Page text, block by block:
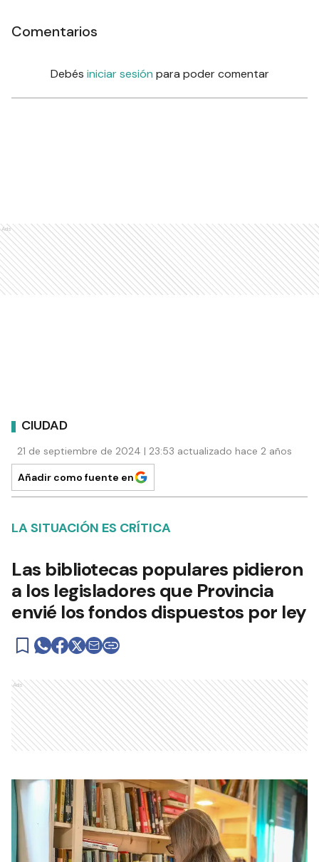
Comentarios
Debés iniciar sesión para poder comentar
Ads
CIUDAD
21 de septiembre de 2024 | 23:53 actualizado hace 2 años
Añadir como fuente en
LA SITUACIÓN ES CRÍTICA
Las bibliotecas populares pidieron
a los legisladores que Provincia
envié los fondos dispuestos por ley
Ads